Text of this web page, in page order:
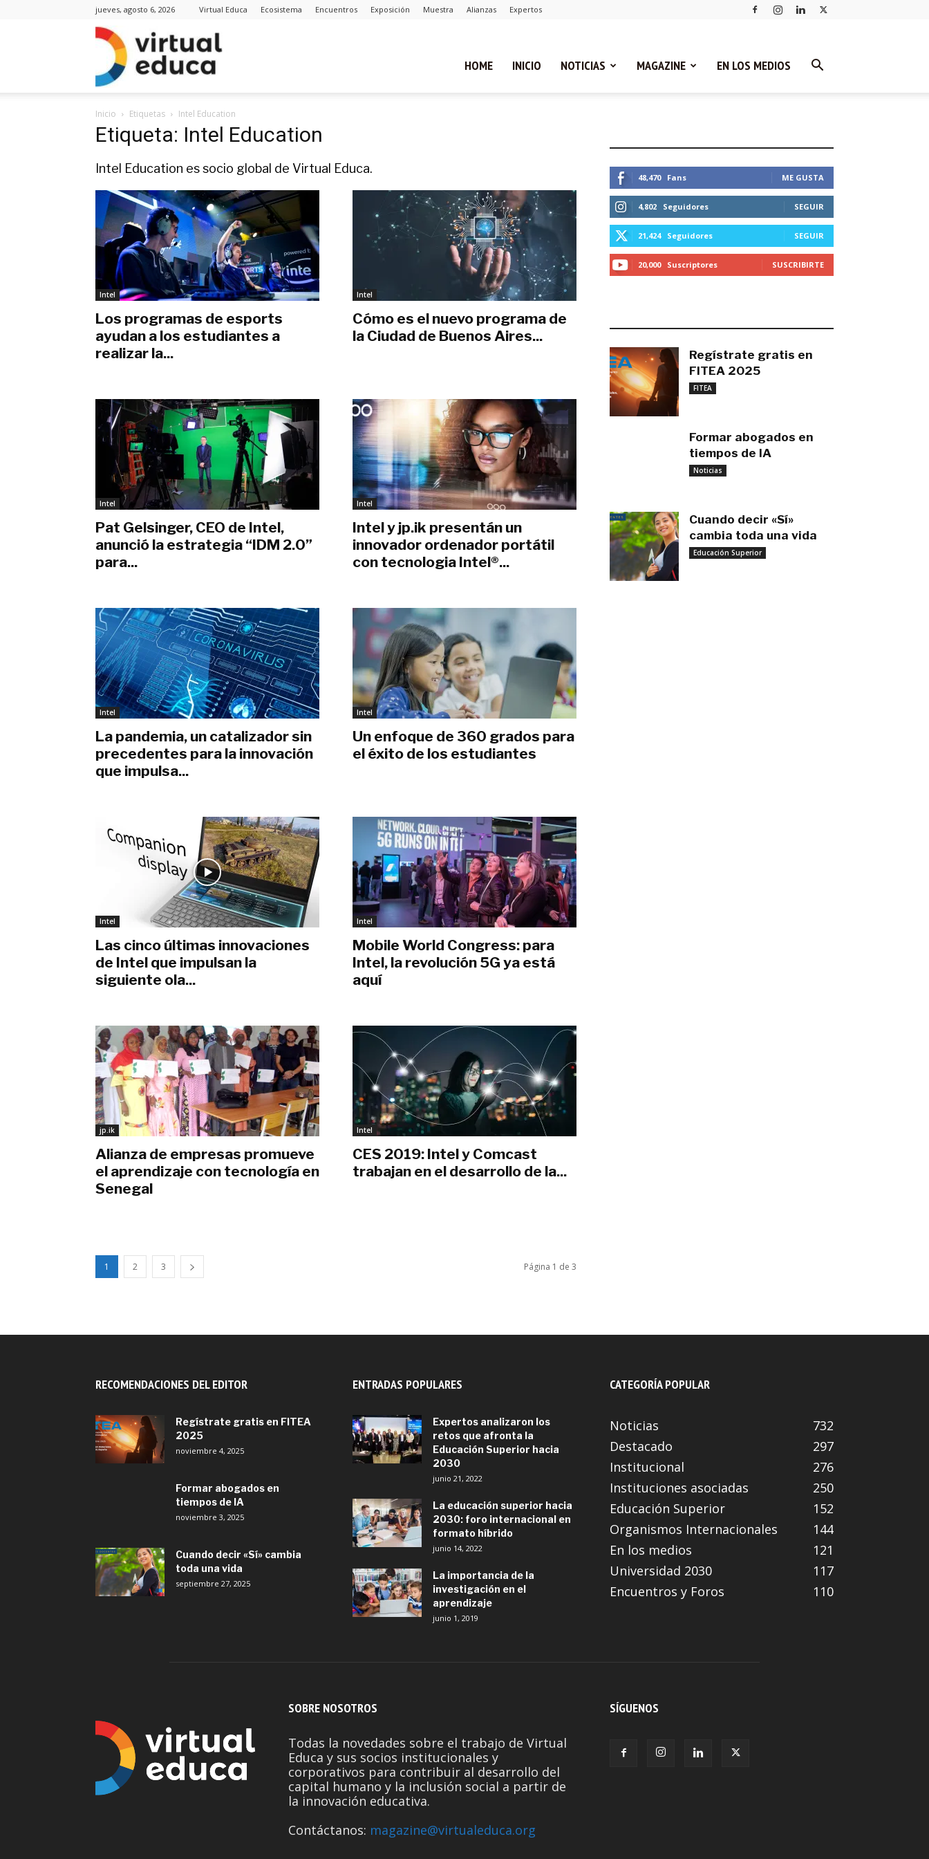
jueves, agosto 6, 2026 Virtual Educa Ecosistema Encuentros Exposición Muestra Alianzas Expertos
Educa
Noticias
HOME INICIO NOTICIAS MAGAZINE EN LOS MEDIOS
Inicio Etiquetas Intel Education
Etiqueta: Intel Education
Intel Education es socio global de Virtual Educa.
Intel
Los programas de esports
ayudan a los estudiantes a
realizar la...
Intel
Cómo es el nuevo programa de
la Ciudad de Buenos Aires...
Intel
Pat Gelsinger, CEO de Intel,
anunció la estrategia “IDM 2.0”
para...
Intel
Intel y jp.ik presentán un
innovador ordenador portátil
con tecnologia Intel®...
Intel
La pandemia, un catalizador sin
precedentes para la innovación
que impulsa...
Intel
Un enfoque de 360 grados para
el éxito de los estudiantes
Intel
Las cinco últimas innovaciones
de Intel que impulsan la
siguiente ola...
Intel
Mobile World Congress: para
Intel, la revolución 5G ya está
aquí
jp.ik
Alianza de empresas promueve
el aprendizaje con tecnología en
Senegal
Intel
CES 2019: Intel y Comcast
trabajan en el desarrollo de la...
1 2 3 Página 1 de 3
48,470 Fans ME GUSTA
4,802 Seguidores SEGUIR
21,424 Seguidores SEGUIR
20,000 Suscriptores SUSCRIBIRTE
Regístrate gratis en
FITEA 2025
FITEA
Formar abogados en
tiempos de IA
Noticias
Cuando decir «Sí»
cambia toda una vida
Educación Superior
RECOMENDACIONES DEL EDITOR
Regístrate gratis en FITEA
2025
noviembre 4, 2025
Formar abogados en
tiempos de IA
noviembre 3, 2025
Cuando decir «Sí» cambia
toda una vida
septiembre 27, 2025
ENTRADAS POPULARES
Expertos analizaron los
retos que afronta la
Educación Superior hacia
2030
junio 21, 2022
La educación superior hacia
2030: foro internacional en
formato híbrido
junio 14, 2022
La importancia de la
investigación en el
aprendizaje
junio 1, 2019
CATEGORÍA POPULAR
Noticias
732
Destacado
297
Institucional
276
Instituciones asociadas
250
Educación Superior
152
Organismos Internacionales
144
En los medios
121
Universidad 2030
117
Encuentros y Foros
110
SOBRE NOSOTROS
Todas la novedades sobre el trabajo de Virtual
Educa y sus socios institucionales y
corporativos para contribuir al desarrollo del
capital humano y la inclusión social a partir de
la innovación educativa.
Contáctanos: magazine@virtualeduca.org
SÍGUENOS